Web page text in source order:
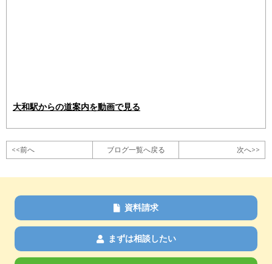
大和駅からの道案内を動画で見る
<<前へ ブログ一覧へ戻る 次へ>>
資料請求
まずは相談したい